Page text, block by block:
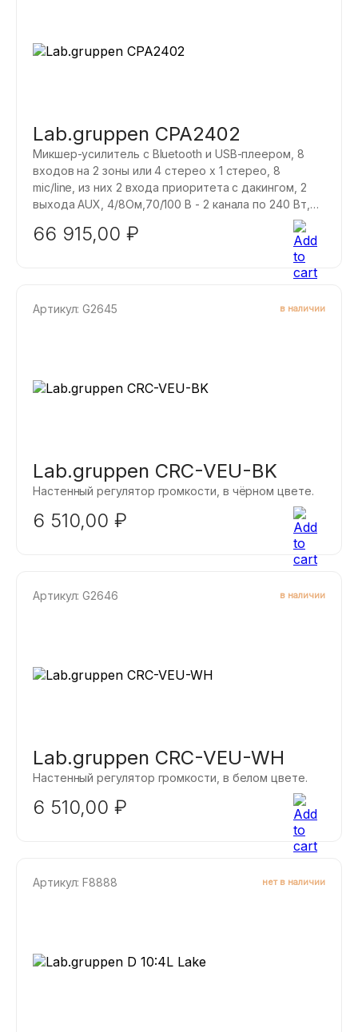
Lab.gruppen CPA2402
Микшер-усилитель с Bluetooth и USB-плеером, 8
входов на 2 зоны или 4 стерео x 1 стерео, 8
mic/line, из них 2 входа приоритета с дакингом, 2
выхода AUX, 4/8Ом,70/100 B - 2 канала по 240 Вт,
крепление в рэк, подключение 2 регуляторов. Он
способен передавать высококачественный звук
как на низкоомные (4/8 Ом), так и на высокоомные
(70/100 В) акустические системы, обеспечивая
CMA2402 прост в установке и эксплуатации - даже
66 915,00 ₽
Артикул: G2645 в наличии
Lab.gruppen CRC-VEU-BK
Настенный регулятор громкости, в чёрном цвете.
6 510,00 ₽
Артикул: G2646 в наличии
Lab.gruppen CRC-VEU-WH
Настенный регулятор громкости, в белом цвете.
6 510,00 ₽
Артикул: F8888 нет в наличии